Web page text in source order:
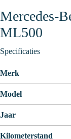
Mercedes-
ML500
Specificaties
Merk
Model
Jaar
Kilometerstand